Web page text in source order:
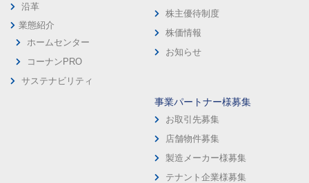
沿革
業態紹介
ホームセンター
コーナンPRO
サステナビリティ
株主優待制度
株価情報
お知らせ
事業パートナー様募集
お取引先募集
店舗物件募集
製造メーカー様募集
テナント企業様募集